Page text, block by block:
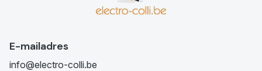
E-mailadres
info@electro-colli.be